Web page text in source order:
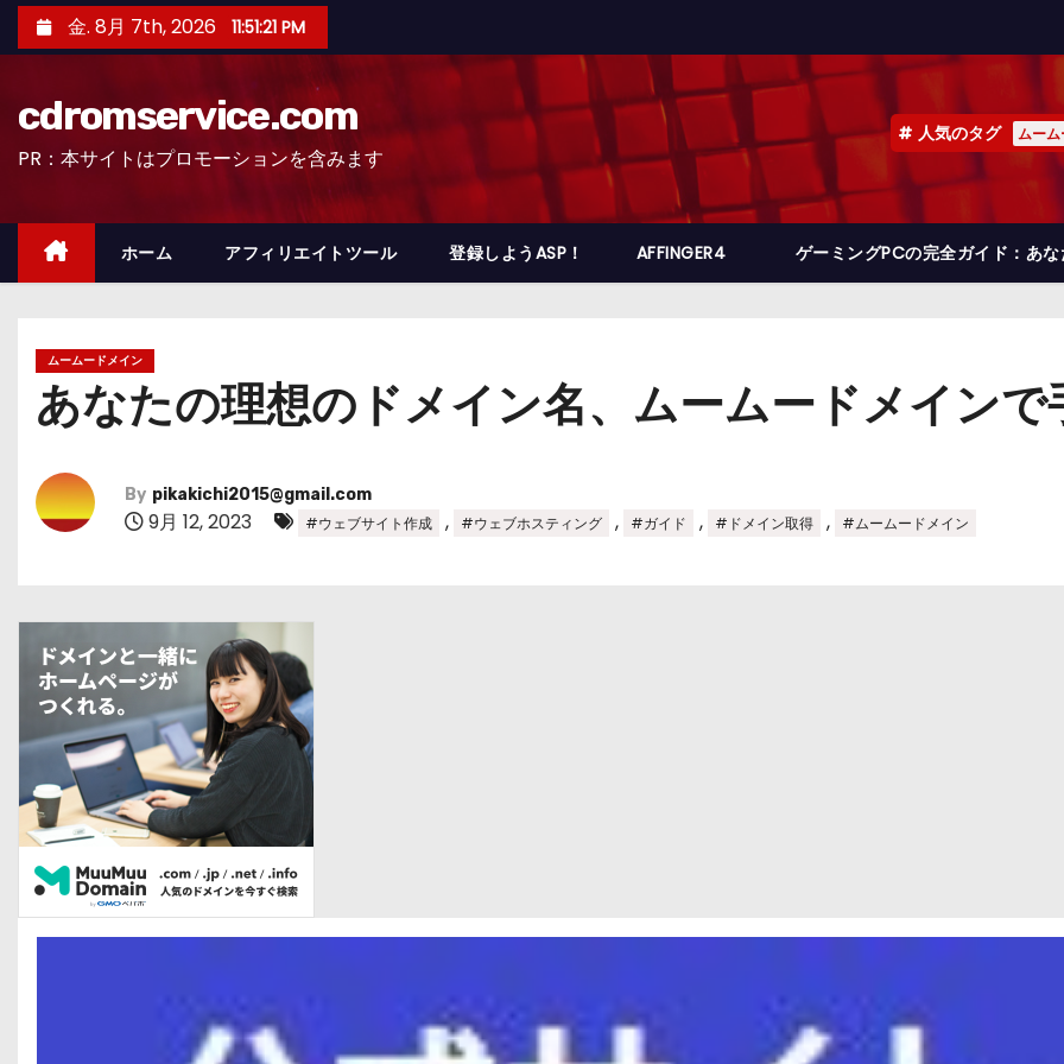
ン
ッ
金. 8月 7th, 2026 11:51:22 PM
cdromservice.com
PR：本サイトはプロモーションを含みます
人気のタグ ムー
ホーム アフィリエイトツール 登録しようASP！ AFFINGER4 ゲーミングPCの完全ガイド：あ
ムームードメイン
あなたの理想のドメイン名、ムームードメイン
By pikakichi2015@gmail.com
9月 12, 2023 #ウェブサイト作成 , #ウェブホスティング , #ガイド , #ドメイン取得 , #ムームードメイン